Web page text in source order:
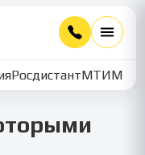
РосдистантМТИММУ